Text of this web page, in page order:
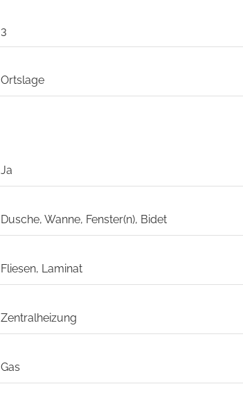
3
Ortslage
Ja
Dusche, Wanne, Fenster(n), Bidet
Fliesen, Laminat
Zentralheizung
Gas